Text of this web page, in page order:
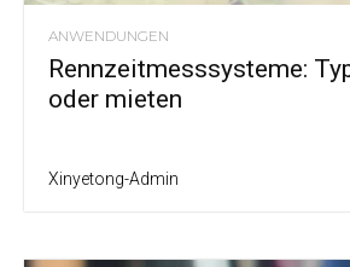
ANWENDUNGEN
Rennzeitmesssysteme:
oder mieten
Xinyetong-Admin